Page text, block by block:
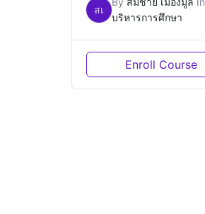
สเ
บริหารการศึกษา
Enroll Course